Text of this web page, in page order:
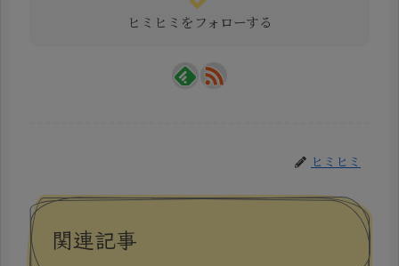
ヒミヒミをフォローする
ヒミヒミ
関連記事